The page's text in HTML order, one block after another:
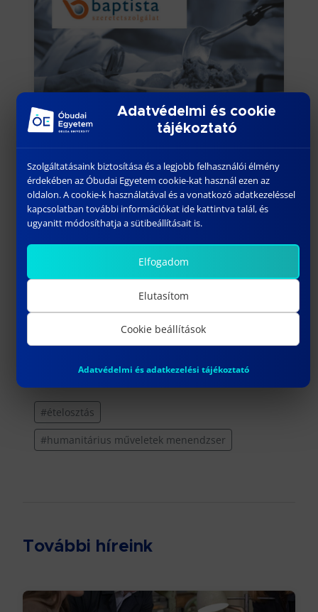
#ételosztás
#humanitárius műveletek menendzser
További híreink
Adatvédelmi és cookie
tájékoztató
Szolgáltatásaink biztosítása és a legjobb felhasználói élmény
érdekében az Óbudai Egyetem cookie-kat használ ezen az
oldalon. A cookie-k használatával és a vonatkozó adatkezeléssel
kapcsolatban további információkat ide kattintva talál, és
ugyanitt módosíthatja a sütibeállításait is.
Elfogadom
Elutasítom
Cookie beállítások
Adatvédelmi és adatkezelési tájékoztató